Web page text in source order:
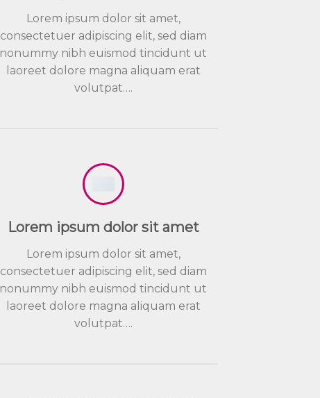
Lorem ipsum dolor sit amet,
consectetuer adipiscing elit, sed diam
nonummy nibh euismod tincidunt ut
laoreet dolore magna aliquam erat
volutpat….
Lorem ipsum dolor sit amet
Lorem ipsum dolor sit amet,
consectetuer adipiscing elit, sed diam
nonummy nibh euismod tincidunt ut
laoreet dolore magna aliquam erat
volutpat….